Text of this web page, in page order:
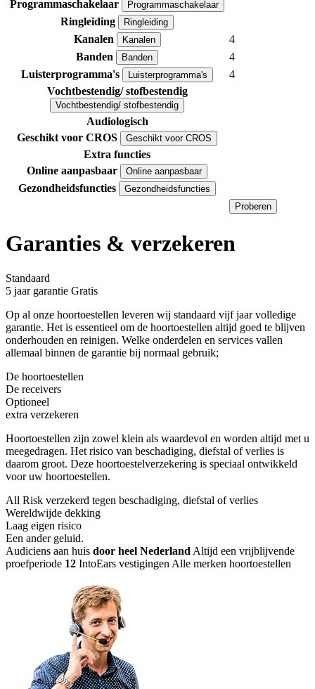
Programmaschakelaar Programmaschakelaar
Ringleiding Ringleiding
Kanalen Kanalen
4
Banden
Banden
4
Luisterprogramma's
Luisterprogramma's
4
Vochtbestendig/ stofbestendig
Vochtbestendig/ stofbestendig
Audiologisch
Geschikt voor CROS
Geschikt voor CROS
Extra functies
Online aanpasbaar
Online aanpasbaar
Gezondheidsfuncties
Gezondheidsfuncties
Proberen
Garanties & verzekeren
Standaard
5 jaar garantie Gratis
Op al onze hoortoestellen leveren wij standaard vijf jaar volledige
garantie. Het is essentieel om de hoortoestellen altijd goed te blijven
onderhouden en reinigen. Welke onderdelen en services vallen
allemaal binnen de garantie bij normaal gebruik;
De hoortoestellen
De receivers
Optioneel
extra verzekeren
Hoortoestellen zijn zowel klein als waardevol en worden altijd met u
meegedragen. Het risico van beschadiging, diefstal of verlies is
daarom groot. Deze hoortoestelverzekering is speciaal ontwikkeld
voor uw hoortoestellen.
All Risk verzekerd tegen beschadiging, diefstal of verlies
Wereldwijde dekking
Laag eigen risico
Een ander geluid.
Audiciens aan huis door heel Nederland Altijd een vrijblijvende
proefperiode 12 IntoEars vestigingen Alle merken hoortoestellen